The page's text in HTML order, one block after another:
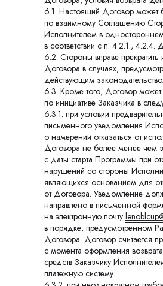
6.1. Настоящий Договор может
по взаимному Соглашению
Исполнителем в
в соответствии с п. 4.2.1., 4.2.4.
6.2. Стороны вправе
Договора в случаях,
действующим
6.3. Кроме того, Договор
по инициативе Заказчика в
6.3.1. при условии
письменного уведомления
о намерении отказаться от
Договора не более менее чем
с даты старта Программы при
нарушений со стороны
являющихся основанием для
от Договора. Уведомление
направлено в письменной
на электронную почту
в порядке, предусмотренном
Договора. Договор считается
с момента оформления
средств Заказчику
платежную систему.